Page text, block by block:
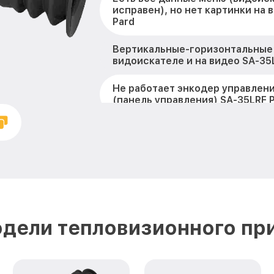
исправен), но нет картинки на
Pard
Вертикальные-
видоискателе и на видео SA-
Не работает энкодер
(панель управления) SA-35LRF
Разбита линза видоискателя
35LRF Pard
тепловизионного